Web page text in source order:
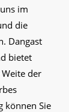
im
die
Dangast
bietet
der
können Sie